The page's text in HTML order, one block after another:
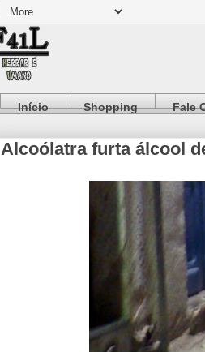
Início Shopping Fale
Alcoólatra furta álcool